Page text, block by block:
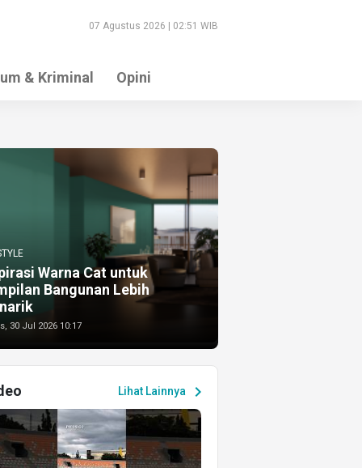
07 Agustus 2026 | 02:51 WIB
& Kriminal Opini
Warna Cat untuk
Bangunan Lebih
30 Jul 2026 10:17
Lihat Lainnya chevron_right